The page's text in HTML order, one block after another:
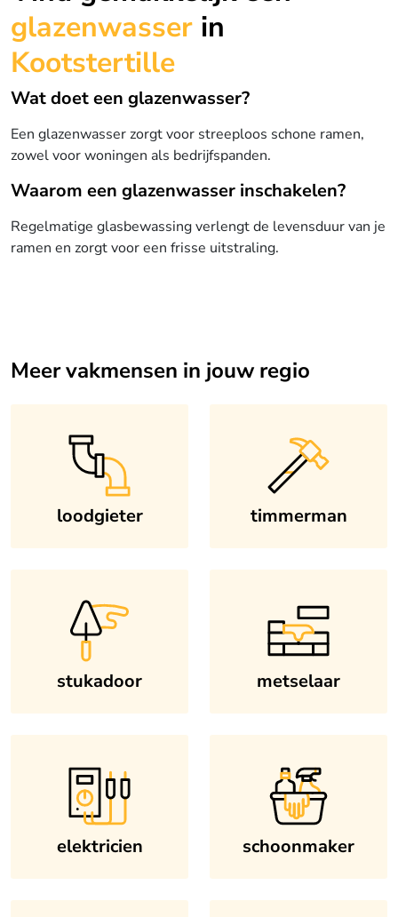
glazenwasser in
Kootstertille
Wat doet een glazenwasser?
Een glazenwasser zorgt voor streeploos schone ramen,
zowel voor woningen als bedrijfspanden.
Waarom een glazenwasser inschakelen?
Regelmatige glasbewassing verlengt de levensduur van je
ramen en zorgt voor een frisse uitstraling.
Meer vakmensen in jouw regio
loodgieter timmerman
stukadoor metselaar
elektricien schoonmaker